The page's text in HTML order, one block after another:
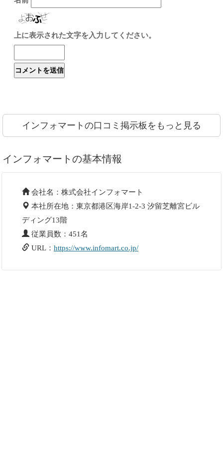
上に表示された文字を入力してください。
インフォマートの口コミ掲示板をもっと見る
インフォマートの基本情報
会社名：株式会社インフォマート
本社所在地：東京都港区海岸1-2-3 汐留芝離宮ビル
ディング13階
従業員数：451名
URL： https://www.infomart.co.jp/